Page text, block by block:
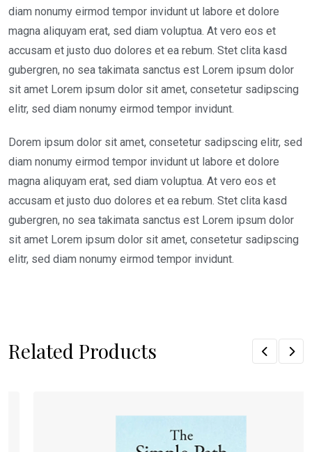
diam nonumy eirmod tempor invidunt ut labore et dolore
magna aliquyam erat, sed diam voluptua. At vero eos et
accusam et justo duo dolores et ea rebum. Stet clita kasd
gubergren, no sea takimata sanctus est Lorem ipsum dolor
sit amet Lorem ipsum dolor sit amet, consetetur sadipscing
elitr, sed diam nonumy eirmod tempor invidunt.
Dorem ipsum dolor sit amet, consetetur sadipscing elitr, sed
diam nonumy eirmod tempor invidunt ut labore et dolore
magna aliquyam erat, sed diam voluptua. At vero eos et
accusam et justo duo dolores et ea rebum. Stet clita kasd
gubergren, no sea takimata sanctus est Lorem ipsum dolor
sit amet Lorem ipsum dolor sit amet, consetetur sadipscing
elitr, sed diam nonumy eirmod tempor invidunt.
Related Products